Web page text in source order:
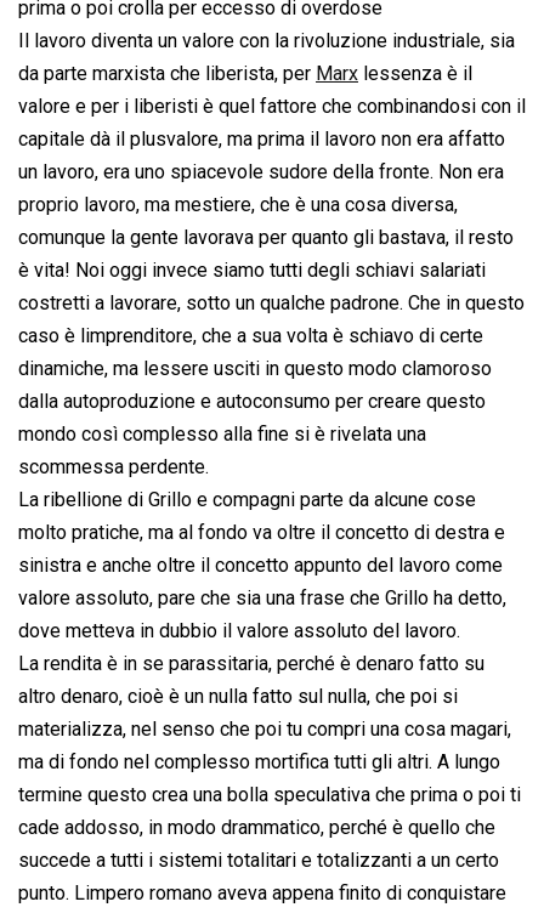
prima o poi crolla per eccesso di overdose
Il lavoro diventa un valore con la rivoluzione industriale, sia
da parte marxista che liberista, per Marx lessenza è il
valore e per i liberisti è quel fattore che combinandosi con il
capitale dà il plusvalore, ma prima il lavoro non era affatto
un lavoro, era uno spiacevole sudore della fronte. Non era
proprio lavoro, ma mestiere, che è una cosa diversa,
comunque la gente lavorava per quanto gli bastava, il resto
è vita! Noi oggi invece siamo tutti degli schiavi salariati
costretti a lavorare, sotto un qualche padrone. Che in questo
caso è limprenditore, che a sua volta è schiavo di certe
dinamiche, ma lessere usciti in questo modo clamoroso
dalla autoproduzione e autoconsumo per creare questo
mondo così complesso alla fine si è rivelata una
scommessa perdente.
La ribellione di Grillo e compagni parte da alcune cose
molto pratiche, ma al fondo va oltre il concetto di destra e
sinistra e anche oltre il concetto appunto del lavoro come
valore assoluto, pare che sia una frase che Grillo ha detto,
dove metteva in dubbio il valore assoluto del lavoro.
La rendita è in se parassitaria, perché è denaro fatto su
altro denaro, cioè è un nulla fatto sul nulla, che poi si
materializza, nel senso che poi tu compri una cosa magari,
ma di fondo nel complesso mortifica tutti gli altri. A lungo
termine questo crea una bolla speculativa che prima o poi ti
cade addosso, in modo drammatico, perché è quello che
succede a tutti i sistemi totalitari e totalizzanti a un certo
punto. Limpero romano aveva appena finito di conquistare